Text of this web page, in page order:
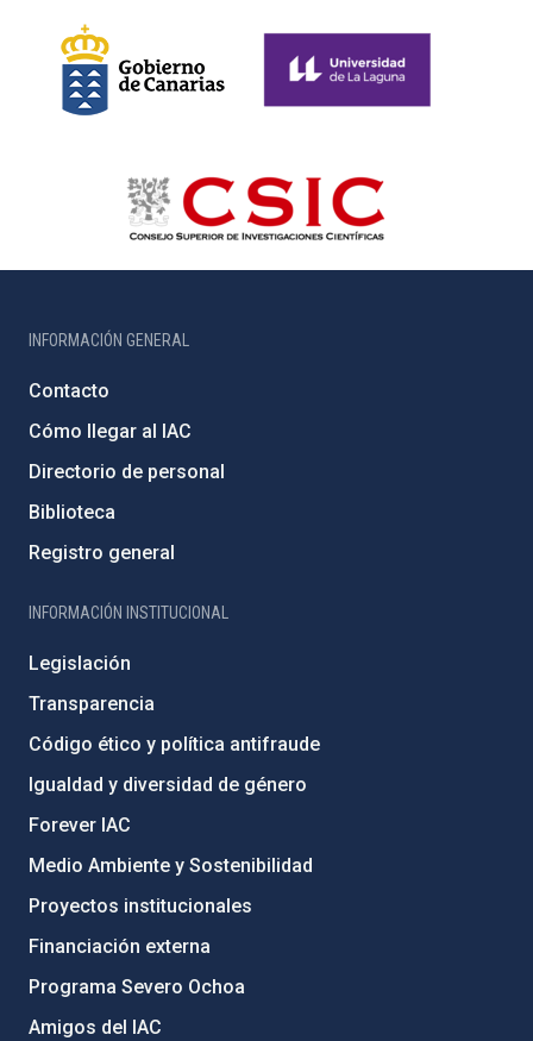
INFORMACIÓN GENERAL
Contacto
Cómo llegar al IAC
Directorio de personal
Biblioteca
Registro general
INFORMACIÓN INSTITUCIONAL
Legislación
Transparencia
Código ético y política antifraude
Igualdad y diversidad de género
Forever IAC
Medio Ambiente y Sostenibilidad
Proyectos institucionales
Financiación externa
Programa Severo Ochoa
Amigos del IAC